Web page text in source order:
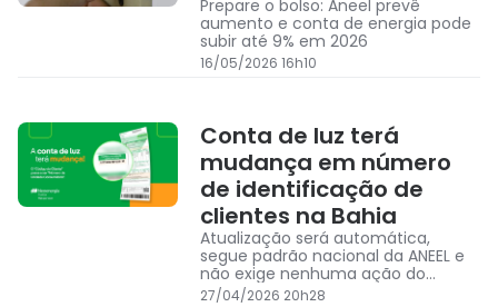
Prepare o bolso: Aneel prevê
aumento e conta de energia pode
subir até 9% em 2026
16/05/2026 16h10
Conta de luz terá
mudança em número
de identificação de
clientes na Bahia
Atualização será automática,
segue padrão nacional da ANEEL e
não exige nenhuma ação do
consumidor
27/04/2026 20h28